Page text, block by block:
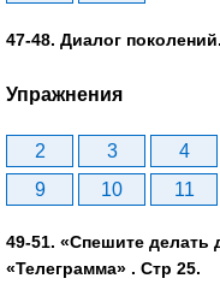
47-48. Диалог
Упражнения
2 3 4
9
10 11
49-51. «Спешите
«Телеграмма» . Стр 25.